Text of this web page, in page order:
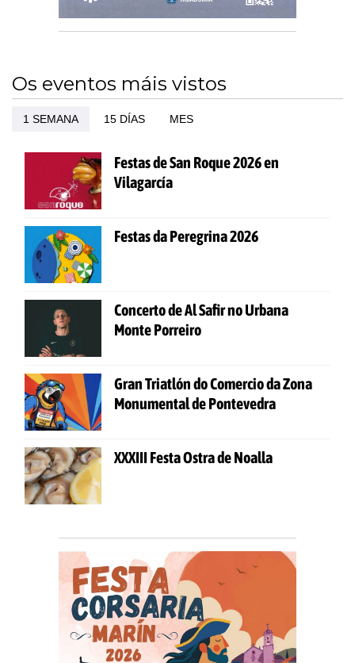
Os eventos máis vistos
1 SEMANA 15 DÍAS MES
Festas de San Roque 2026 en
Vilagarcía
Festas da Peregrina 2026
Concerto de Al Safir no Urbana
Monte Porreiro
Gran Triatlón do Comercio da Zona
Monumental de Pontevedra
XXXIII Festa Ostra de Noalla